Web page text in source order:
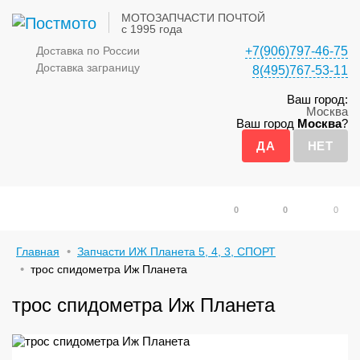
МОТОЗАПЧАСТИ ПОЧТОЙ
с 1995 года
Доставка по России
Доставка заграницу
+7(906)797-46-75
8(495)767-53-11
Ваш город:
Москва
Ваш город Москва?
0
0 0
Главная
Запчасти ИЖ Планета 5, 4, 3, СПОРТ
трос спидометра Иж Планета
трос спидометра Иж Планета